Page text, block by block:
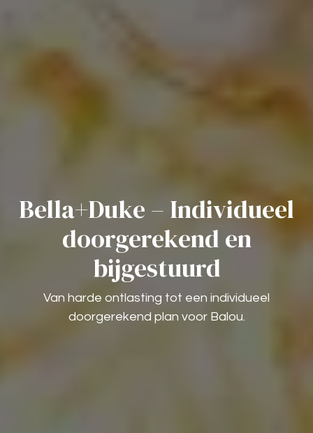
Bella+Duke – Individueel
doorgerekend en
bijgestuurd
Van harde ontlasting tot een individueel
doorgerekend plan voor Balou.